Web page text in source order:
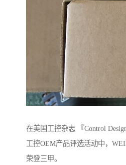
在美国工控杂志 『Control
工控OEM产品评选活动中，
荣登三甲。